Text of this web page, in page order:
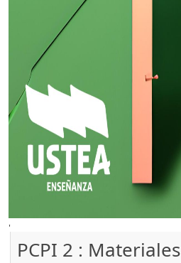
'
PCPI 2 : Materiales